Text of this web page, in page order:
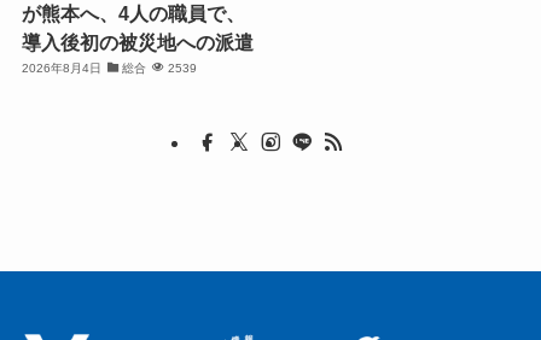
が熊本へ、4人の職員で、
導入後初の被災地への派遣
2026年8月4日 総合 2539